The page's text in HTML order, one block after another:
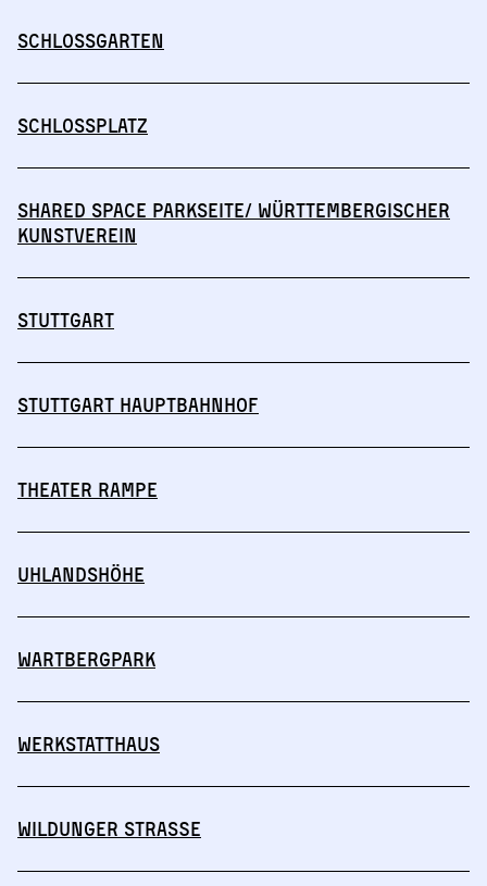
Schlossgarten
Schlossplatz
Shared Space Parkseite/ Württembergischer
Kunstverein
Stuttgart
Stuttgart Hauptbahnhof
Theater Rampe
Uhlandshöhe
Wartbergpark
Werkstatthaus
Wildunger Straße